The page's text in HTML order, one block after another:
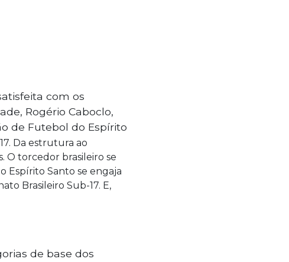
com os
Rogério Caboclo,
de Futebol do Espírito
Da estrutura ao
O torcedor brasileiro se
Espírito Santo se engaja
Brasileiro Sub-17. E,
de base dos